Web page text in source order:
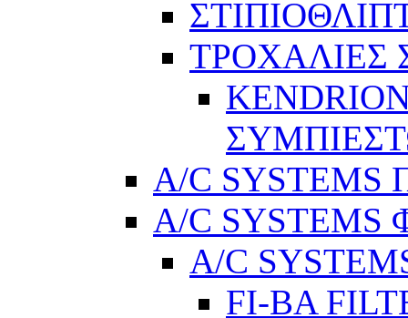
ΤΡΟΧΑΛΙΕΣ
A/C SYSTEMS
A/C
A/C
FI-BA